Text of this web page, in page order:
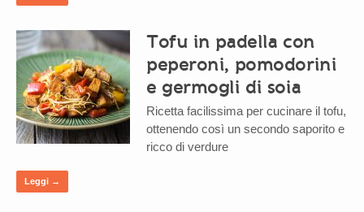
Tofu in padella con
peperoni, pomodorini
e germogli di soia
Ricetta facilissima per cucinare il tofu,
ottenendo così un secondo saporito e
ricco di verdure
Leggi →